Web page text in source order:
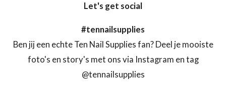
Let's get social
#tennailsupplies
Ben jij een echte Ten Nail Supplies fan? Deel je mooiste
foto's en story's met ons via Instagram en tag
@tennailsupplies